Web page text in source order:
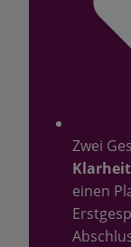
Zwei
Klarheit
einen